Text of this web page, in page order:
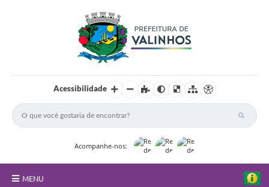
Acessibilidade
Acompanhe-nos:
MENU